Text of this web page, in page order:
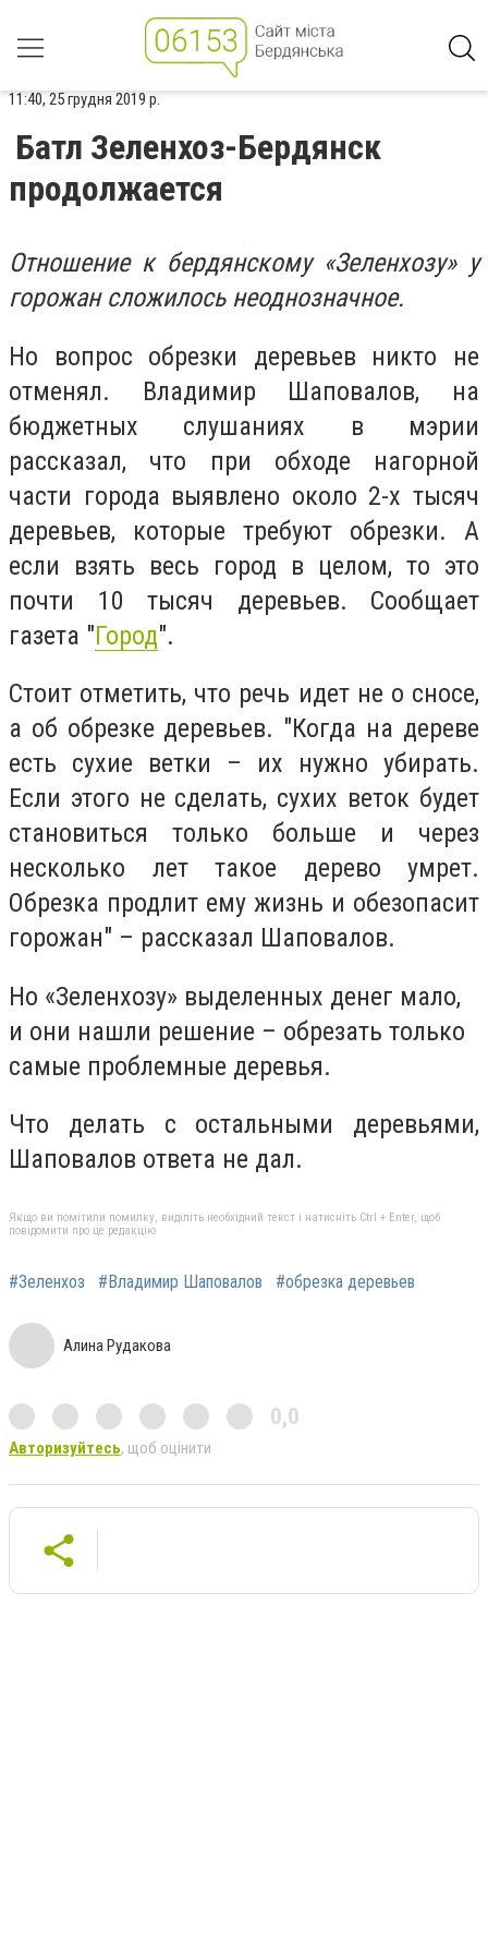
11:40, 25 грудня 2019 р.
Батл Зеленхоз-Бердянск
продолжается
Отношение к бердянскому «Зеленхозу» у
горожан сложилось неоднозначное.
Но вопрос обрезки деревьев никто не
отменял. Владимир Шаповалов, на
бюджетных слушаниях в мэрии
рассказал, что при обходе нагорной
части города выявлено около 2-х тысяч
деревьев, которые требуют обрезки. А
если взять весь город в целом, то это
почти 10 тысяч деревьев. Сообщает
газета "Город".
Стоит отметить, что речь идет не о сносе,
а об обрезке деревьев. "Когда на дереве
есть сухие ветки – их нужно убирать.
Если этого не сделать, сухих веток будет
становиться только больше и через
несколько лет такое дерево умрет.
Обрезка продлит ему жизнь и обезопасит
горожан" – рассказал Шаповалов.
Но «Зеленхозу» выделенных денег мало,
и они нашли решение – обрезать только
самые проблемные деревья.
Что делать с остальными деревьями,
Шаповалов ответа не дал.
Якщо ви помітили помилку, виділіть необхідний текст і натисніть Ctrl + Enter, щоб
повідомити про це редакцію
#Зеленхоз #Владимир Шаповалов #обрезка деревьев
Алина Рудакова
0,0
Авторизуйтесь, щоб оцінити